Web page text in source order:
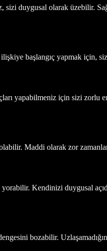
duygusal olarak üzebilir.
başlangıç yapmak için,
yapabilmeniz için sizi
Maddi olarak zor
Kendinizi duygusal
bozabilir.